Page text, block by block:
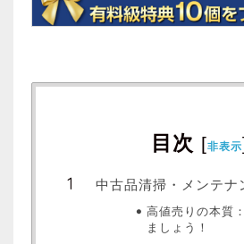
目次 [非表示
中古品清掃・メンテナ
高値売りの本質
ましょう！